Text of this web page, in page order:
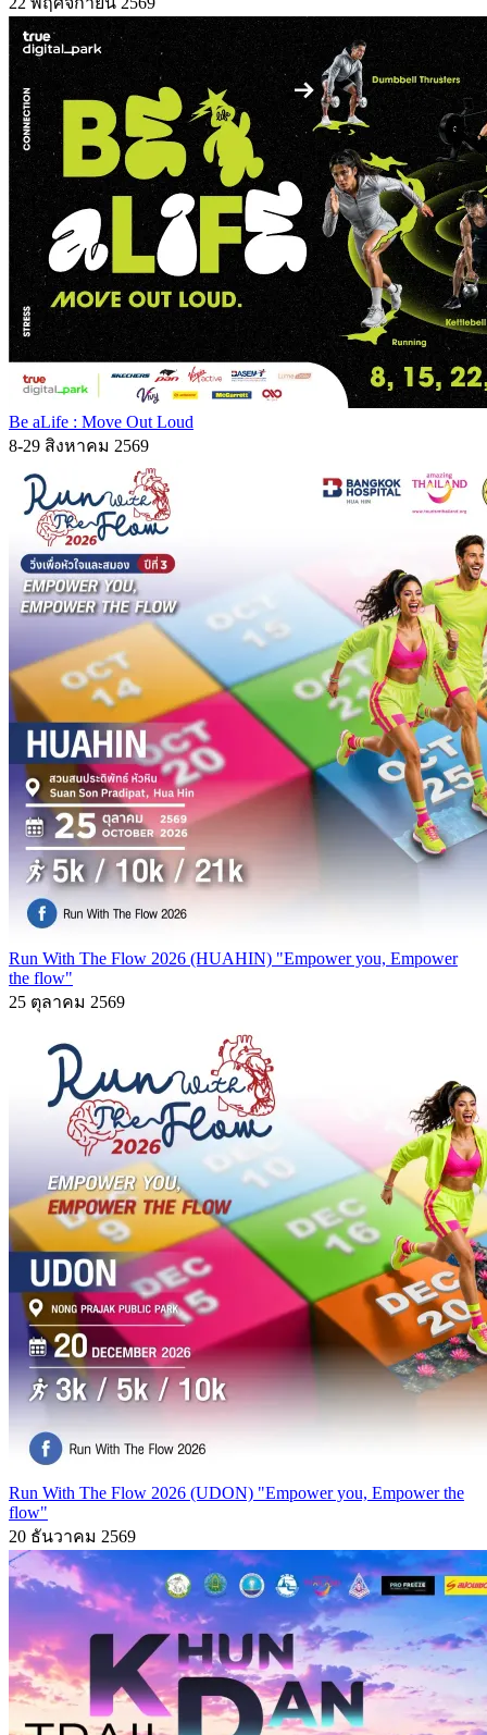
Be aLife : Move Out Loud
8-29 สิงหาคม 2569
Run With The Flow 2026 (HUAHIN) "Empower you, Empower
the flow"
25 ตุลาคม 2569
Run With The Flow 2026 (UDON) "Empower you, Empower the
flow"
20 ธันวาคม 2569